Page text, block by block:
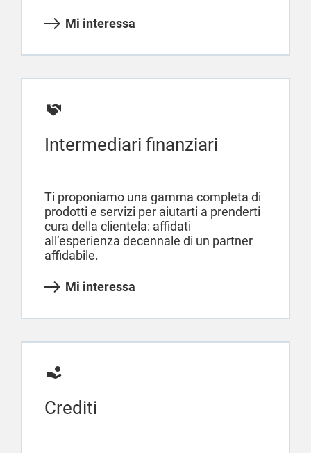
Mi interessa
Intermediari finanziari
Ti proponiamo una gamma completa di
prodotti e servizi per aiutarti a prenderti
cura della clientela: affidati
all’esperienza decennale di un partner
affidabile.
Mi interessa
Crediti